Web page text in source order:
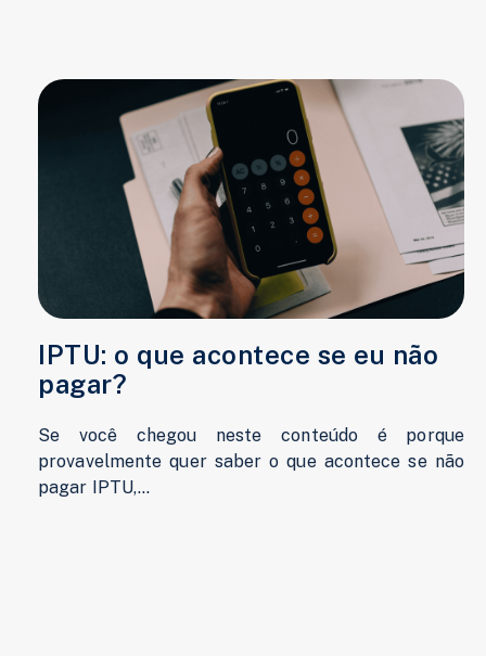
IPTU: o que acontece se eu não
pagar?
Se você chegou neste conteúdo é porque
provavelmente quer saber o que acontece se não
pagar IPTU,...